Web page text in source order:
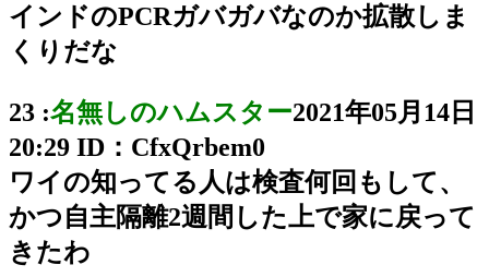
インドのPCRガバガバなのか拡散しま
くりだな
23 :名無しのハムスター2021年05月14日
20:29 ID：CfxQrbem0
ワイの知ってる人は検査何回もして、
かつ自主隔離2週間した上で家に戻って
きたわ